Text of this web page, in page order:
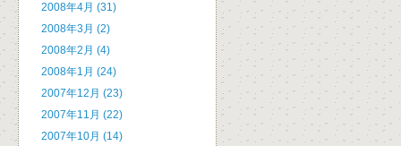
2008年4月 (31)
2008年3月 (2)
2008年2月 (4)
2008年1月 (24)
2007年12月 (23)
2007年11月 (22)
2007年10月 (14)